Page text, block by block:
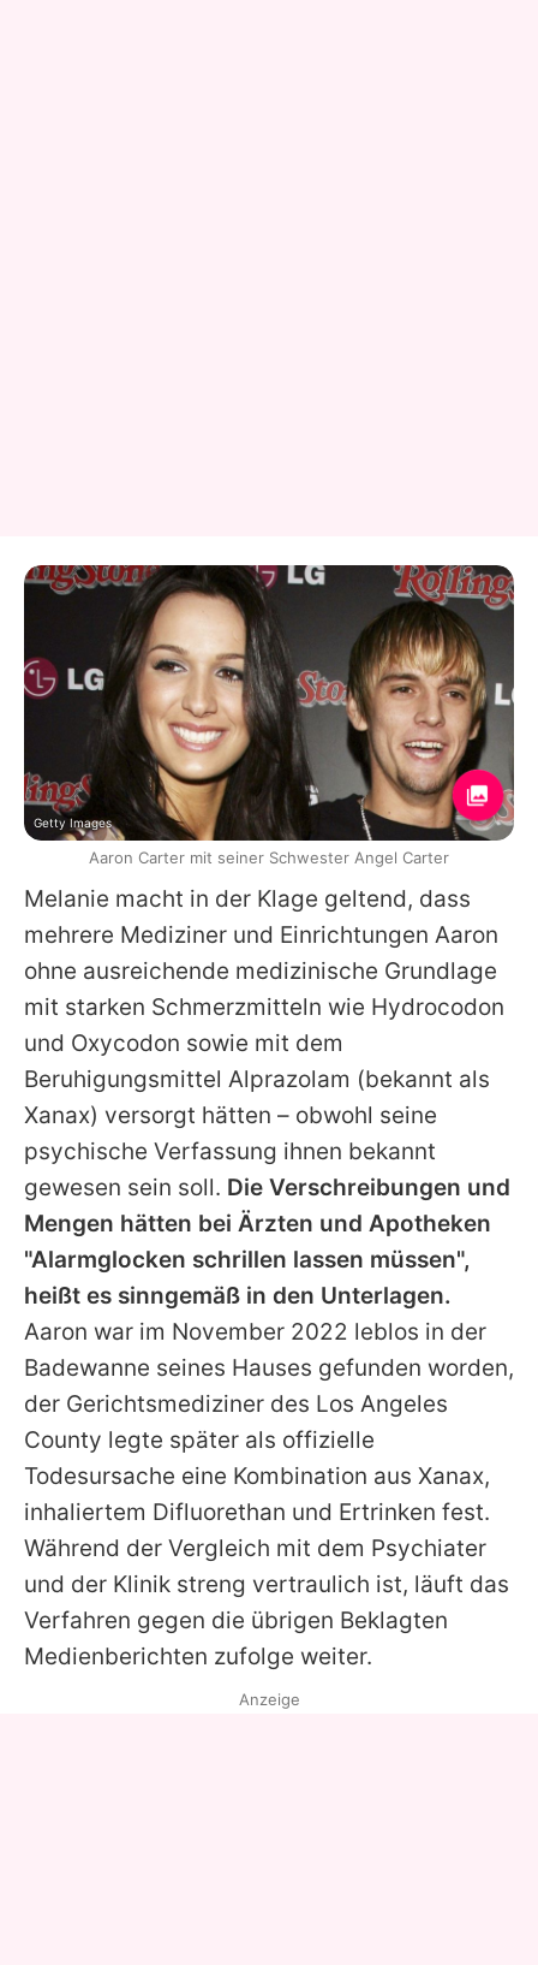
Melanie macht in der Klage geltend, dass
mehrere Mediziner und Einrichtungen Aaron
ohne ausreichende medizinische Grundlage
mit starken Schmerzmitteln wie Hydrocodon
und Oxycodon sowie mit dem
Beruhigungsmittel Alprazolam (bekannt als
Xanax) versorgt hätten – obwohl seine
psychische Verfassung ihnen bekannt
gewesen sein soll. Die Verschreibungen und
Mengen hätten bei Ärzten und Apotheken
"Alarmglocken schrillen lassen müssen",
heißt es sinngemäß in den Unterlagen.
Aaron war im November 2022 leblos in der
Badewanne seines Hauses gefunden worden,
der Gerichtsmediziner des Los Angeles
County legte später als offizielle
Todesursache eine Kombination aus Xanax,
inhaliertem Difluorethan und Ertrinken fest.
Während der Vergleich mit dem Psychiater
und der Klinik streng vertraulich ist, läuft das
Verfahren gegen die übrigen Beklagten
Medienberichten zufolge weiter.
Getty Images
Aaron Carter mit seiner Schwester Angel Carter
Anzeige